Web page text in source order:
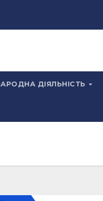
ДІЯЛЬНІСТЬ